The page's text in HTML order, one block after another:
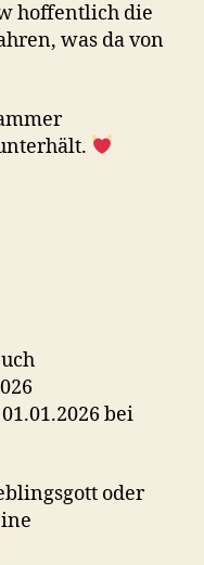
hoffentlich die
was da von
bei
oder